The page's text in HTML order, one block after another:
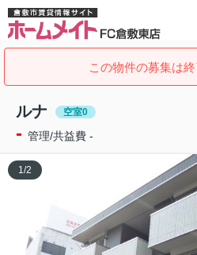
この物件の募集は終
ルナ 空室0
- 管理/共益費 -
1/2